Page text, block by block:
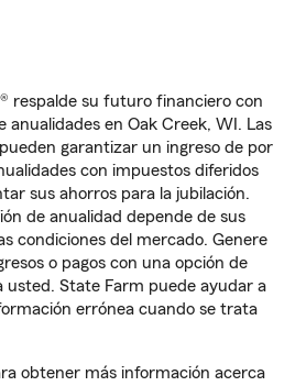
respalde su futuro financiero con
anualidades en Oak Creek, WI. Las
garantizar un ingreso de por
con impuestos diferidos
sus ahorros para la jubilación.
de anualidad depende de sus
condiciones del mercado. Genere
o pagos con una opción de
usted. State Farm puede ayudar a
errónea cuando se trata
obtener más información acerca